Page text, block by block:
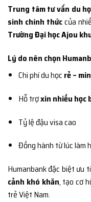
Trung tâm tư vấn du
sinh chính thứccủa
Trường Đại học Ajou
Lý do nên chọn
Chi phí du học rẻ –
Hỗ trợxin nhiều học
Tỷ lệ đậu visa cao
Đồng hành từ lúc làm
Humanbank đặc biệt ưu
cảnh khó khăn, tạo cơ
trẻ Việt Nam.